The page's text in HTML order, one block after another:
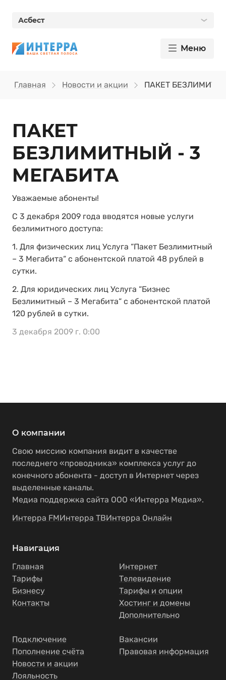
Асбест
Меню
Главная Новости и акции ПАКЕТ
ПАКЕТ
БЕЗЛИМИТНЫЙ - 3
МЕГАБИТА
Уважаемые абоненты!
C 3 декабря 2009 года вводятся новые услуги
безлимитного доступа:
1. Для физических лиц Услуга “Пакет Безлимитный
– 3 Мегабита“ с абонентской платой 48 рублей в
сутки.
2. Для юридических лиц Услуга “Бизнес
Безлимитный – 3 Мегабита“ с абонентской платой
120 рублей в сутки.
3 декабря 2009 г. 0:00
О компании
Свою миссию компания видит в качестве
последнего «проводника» комплекса услуг до
конечного абонента - доступ в Интернет через
выделенные каналы.
Медиа поддержка сайта ООО «Интерра Медиа».
Интерра FMИнтерра ТВИнтерра Онлайн
Навигация
Главная
Тарифы
Бизнесу
Контакты
Интернет
Телевидение
Тарифы и опции
Хостинг и домены
Дополнительно
Подключение
Пополнение счёта
Новости и акции
Лояльность
Вакансии
Правовая информация